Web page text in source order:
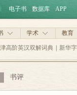
电子书 数据库 APP
学术 教育
高阶英汉双解词典 新华
书评